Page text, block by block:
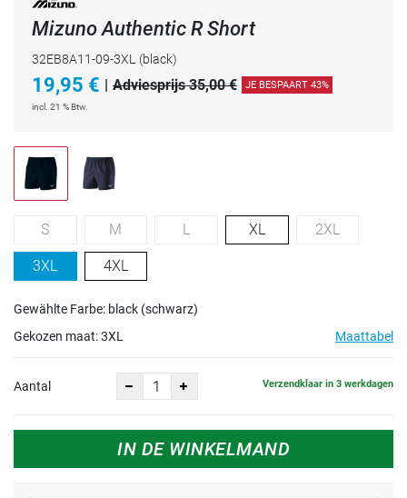
Mizuno Authentic R Short
32EB8A11-09-3XL (black)
19,95 € | Adviesprijs 35,00 € JE BESPAART 43%
incl. 21 % Btw.
S M L XL 2XL
3XL 4XL
Gewählte Farbe: black (schwarz)
Gekozen maat:3XL Maattabel
Aantal Verzendklaar in 3 werkdagen
IN DE WINKELMAND